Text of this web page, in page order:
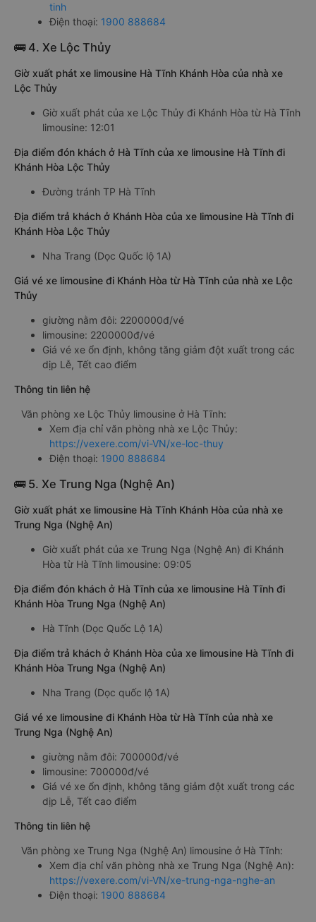
tinh
Điện thoại: 1900 888684
🚌 4. Xe Lộc Thủy
Giờ xuất phát xe limousine Hà Tĩnh Khánh Hòa của nhà xe
Lộc Thủy
Giờ xuất phát của xe Lộc Thủy đi Khánh Hòa từ Hà Tĩnh
limousine: 12:01
Địa điểm đón khách ở Hà Tĩnh của xe limousine Hà Tĩnh đi
Khánh Hòa Lộc Thủy
Đường tránh TP Hà Tĩnh
Địa điểm trả khách ở Khánh Hòa của xe limousine Hà Tĩnh đi
Khánh Hòa Lộc Thủy
Nha Trang (Dọc Quốc lộ 1A)
Giá vé xe limousine đi Khánh Hòa từ Hà Tĩnh của nhà xe Lộc
Thủy
giường nằm đôi: 2200000đ/vé
limousine: 2200000đ/vé
Giá vé xe ổn định, không tăng giảm đột xuất trong các
dịp Lễ, Tết cao điểm
Thông tin liên hệ
Văn phòng xe Lộc Thủy limousine ở Hà Tĩnh:
Xem địa chỉ văn phòng nhà xe Lộc Thủy:
https://vexere.com/vi-VN/xe-loc-thuy
Điện thoại: 1900 888684
🚌 5. Xe Trung Nga (Nghệ An)
Giờ xuất phát xe limousine Hà Tĩnh Khánh Hòa của nhà xe
Trung Nga (Nghệ An)
Giờ xuất phát của xe Trung Nga (Nghệ An) đi Khánh
Hòa từ Hà Tĩnh limousine: 09:05
Địa điểm đón khách ở Hà Tĩnh của xe limousine Hà Tĩnh đi
Khánh Hòa Trung Nga (Nghệ An)
Hà Tĩnh (Dọc Quốc Lộ 1A)
Địa điểm trả khách ở Khánh Hòa của xe limousine Hà Tĩnh đi
Khánh Hòa Trung Nga (Nghệ An)
Nha Trang (Dọc quốc lộ 1A)
Giá vé xe limousine đi Khánh Hòa từ Hà Tĩnh của nhà xe
Trung Nga (Nghệ An)
giường nằm đôi: 700000đ/vé
limousine: 700000đ/vé
Giá vé xe ổn định, không tăng giảm đột xuất trong các
dịp Lễ, Tết cao điểm
Thông tin liên hệ
Văn phòng xe Trung Nga (Nghệ An) limousine ở Hà Tĩnh:
Xem địa chỉ văn phòng nhà xe Trung Nga (Nghệ An):
https://vexere.com/vi-VN/xe-trung-nga-nghe-an
Điện thoại: 1900 888684